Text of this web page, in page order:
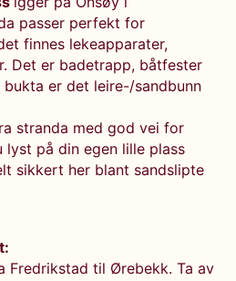
passer perfekt for
finnes lekeapparater,
Det er badetrapp, båtfester
er det leire-/sandbunn
stranda med god vei for
på din egen lille plass
sikkert her blant sandslipte
Fredrikstad til Ørebekk. Ta av